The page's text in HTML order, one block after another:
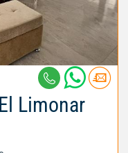
Limonar